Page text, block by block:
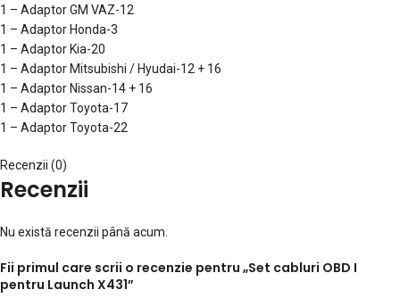
1 – Adaptor GM VAZ-12
1 – Adaptor Honda-3
1 – Adaptor Kia-20
1 – Adaptor Mitsubishi / Hyudai-12 + 16
1 – Adaptor Nissan-14 + 16
1 – Adaptor Toyota-17
1 – Adaptor Toyota-22
Recenzii (0)
Recenzii
Nu există recenzii până acum.
Fii primul care scrii o recenzie pentru „Set cabluri OBD I
pentru Launch X431”